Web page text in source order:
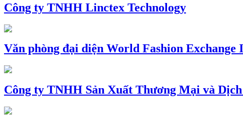
Công ty TNHH Linctex Technology
Văn phòng đại diện World Fashion
Công ty TNHH Sản Xuất Thương Mại và